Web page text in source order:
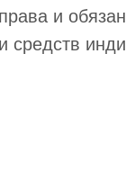
и
средств